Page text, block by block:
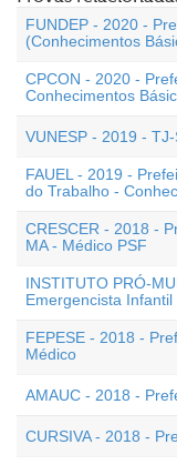
FUNDEP - 2020 -
(Conhecimentos
CPCON - 2020 -
Conhecimentos
VUNESP - 2019 -
FAUEL - 2019 -
do Trabalho -
CRESCER - 2018 -
MA - Médico PSF
INSTITUTO PRÓ-
Emergencista Infantil
FEPESE - 2018 -
Médico
AMAUC - 2018 -
CURSIVA - 2018 -